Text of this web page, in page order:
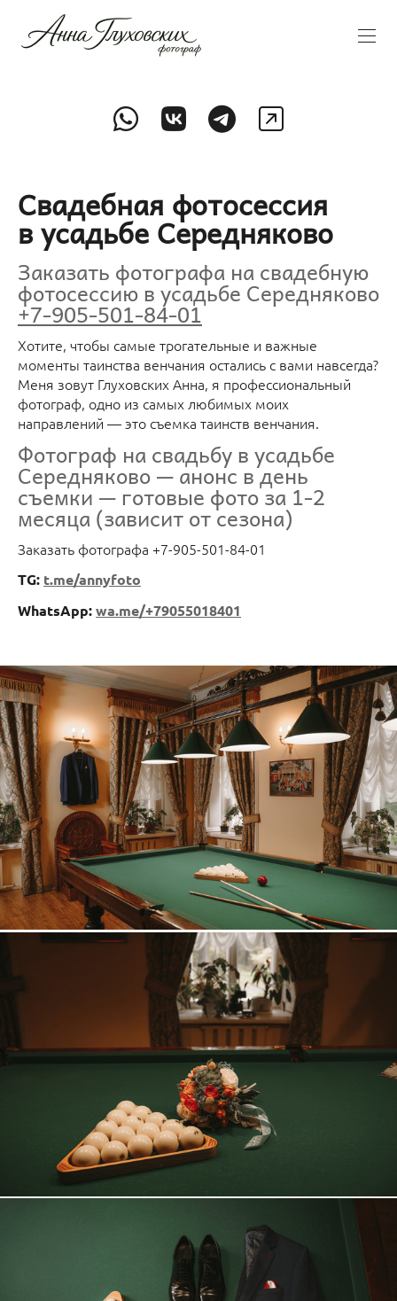
Свадебная фотосессия
в усадьбе Середняково
Заказать фотографа на свадебную
фотосессию в усадьбе Середняково
+7-905-501-84-01
Хотите, чтобы самые трогательные и важные
моменты таинства венчания остались с вами навсегда?
Меня зовут Глуховских Анна, я профессиональный
фотограф, одно из самых любимых моих
направлений — это съемка таинств венчания.
Фотограф на свадьбу в усадьбе
Середняково — анонс в день
съемки — готовые фото за 1-2
месяца (зависит от сезона)
Заказать фотографа +7-905-501-84-01
TG: t.me/annyfoto
WhatsApp:wa.me/+79055018401